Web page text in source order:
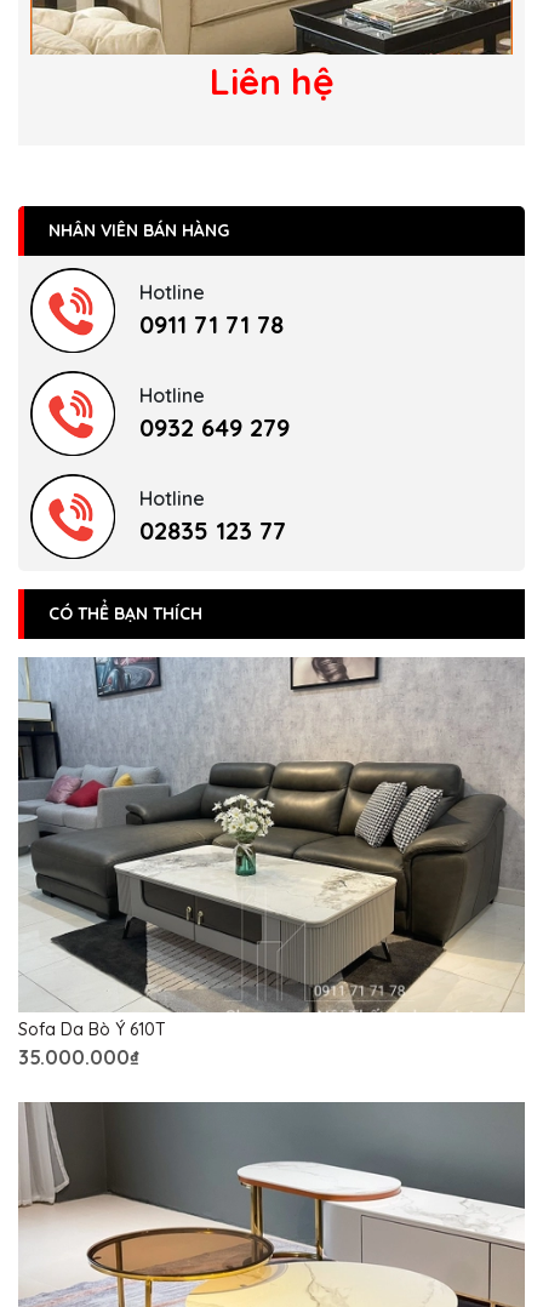
Liên hệ
NHÂN VIÊN BÁN HÀNG
Hotline
0911 71 71 78
Hotline
0932 649 279
Hotline
02835 123 77
CÓ THỂ BẠN THÍCH
Sofa Da Bò Ý 610T
35.000.000₫